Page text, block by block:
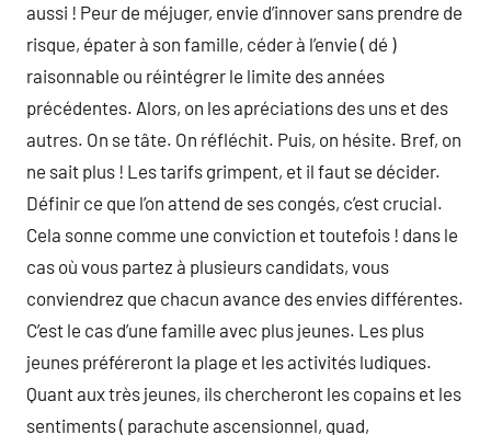
aussi ! Peur de méjuger, envie d’innover sans prendre de
risque, épater à son famille, céder à l’envie ( dé )
raisonnable ou réintégrer le limite des années
précédentes. Alors, on les apréciations des uns et des
autres. On se tâte. On réfléchit. Puis, on hésite. Bref, on
ne sait plus ! Les tarifs grimpent, et il faut se décider.
Définir ce que l’on attend de ses congés, c’est crucial.
Cela sonne comme une conviction et toutefois ! dans le
cas où vous partez à plusieurs candidats, vous
conviendrez que chacun avance des envies différentes.
C’est le cas d’une famille avec plus jeunes. Les plus
jeunes préféreront la plage et les activités ludiques.
Quant aux très jeunes, ils chercheront les copains et les
sentiments ( parachute ascensionnel, quad,